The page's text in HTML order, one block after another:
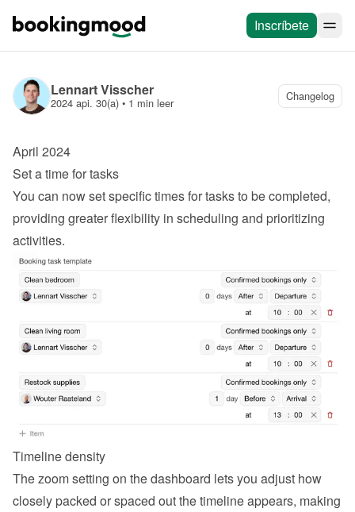
Inscríbete
Lennart Visscher
2024 api. 30(a) • 1 min leer Changelog
April 2024
Set a time for tasks
You can now set specific times for tasks to be completed,
providing greater flexibility in scheduling and prioritizing
activities.
Timeline density
The zoom setting on the dashboard lets you adjust how
closely packed or spaced out the timeline appears, making